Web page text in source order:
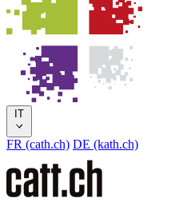
IT
FR (cath.ch) DE (kath.ch)